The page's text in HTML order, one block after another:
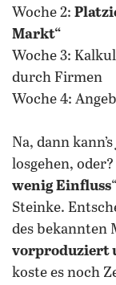
Woche 2:
Markt“
Woche 3:
durch Firmen
Woche 4:
Na, dann
losgehen, oder?
wenig Einfluss
Steinke.
des bekannten
vorproduziert
koste es noch